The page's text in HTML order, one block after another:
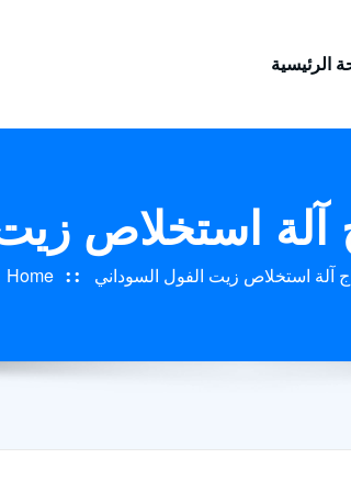
الرئيسية
Home